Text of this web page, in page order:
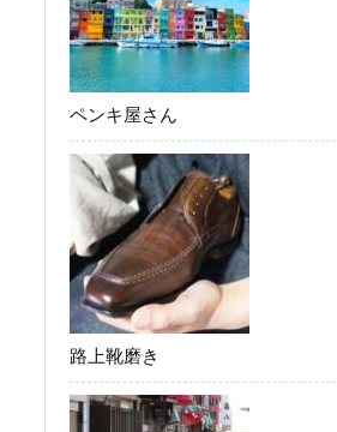
ペンキ屋さん
路上靴磨き